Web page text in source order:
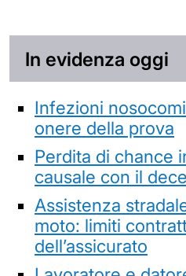
In evidenza oggi
Infezioni
onere della prova
Perdita di chance
causale con il
Assistenza
moto: limiti
dell’assicurato